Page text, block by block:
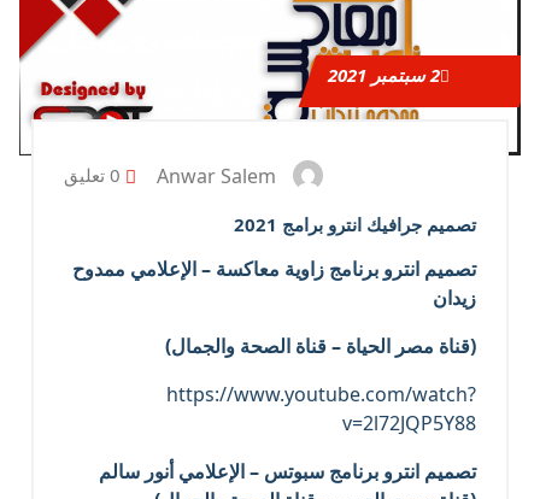
2سبتمبر 2021
Anwar Salem 0 تعليق
تصميم جرافيك انترو برامج 2021
تصميم انترو برنامج زاوية معاكسة – الإعلامي ممدوح
زيدان
(قناة مصر الحياة – قناة الصحة والجمال)
https://www.youtube.com/watch?
v=2l72JQP5Y88
تصميم انترو برنامج سبوتس – الإعلامي أنور سالم